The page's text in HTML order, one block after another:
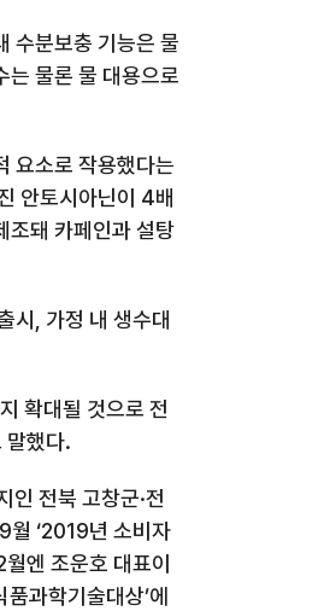
수분보충 기능은 물
는 물론 물 대용으로
요소로 작용했다는
안토시아닌이 4배
조돼 카페인과 설탕
시
가정 내 생수대
확대될 것으로 전
말했다.
인 전북 고창군·전
9월 ‘2019년 소비자
월엔 조운호 대표이
과학기술대상’에